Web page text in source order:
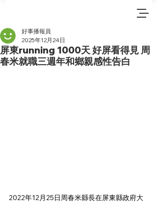
屏東running 1000天 好屏看得見 周
春米就職三週年和鄉親感性告白
好事播報員
2025年12月24日
2022年12月25日周春米縣長在屏東縣政府大